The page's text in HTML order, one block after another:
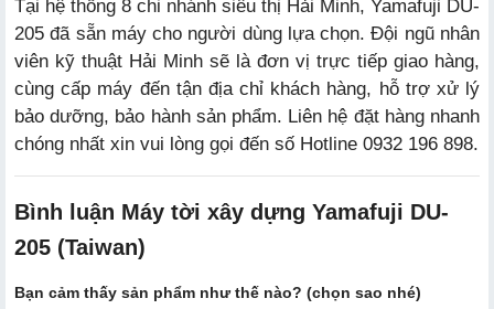
Tại hệ thống 8 chi nhánh siêu thị Hải Minh, Yamafuji DU-
205 đã sẵn máy cho người dùng lựa chọn. Đội ngũ nhân
viên kỹ thuật Hải Minh sẽ là đơn vị trực tiếp giao hàng,
cùng cấp máy đến tận địa chỉ khách hàng, hỗ trợ xử lý
bảo dưỡng, bảo hành sản phẩm. Liên hệ đặt hàng nhanh
chóng nhất xin vui lòng gọi đến số Hotline 0932 196 898.
Bình luận Máy tời xây dựng Yamafuji DU-
205 (Taiwan)
Bạn cảm thấy sản phẩm như thế nào? (chọn sao nhé)